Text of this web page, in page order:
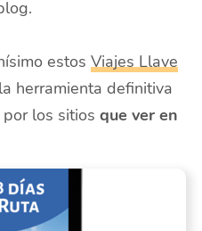
estosViajes Llave
herramienta definitiva
por los sitiosque ver en